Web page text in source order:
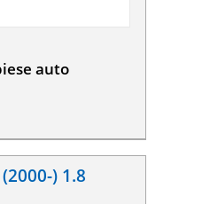
auto
) 1.8